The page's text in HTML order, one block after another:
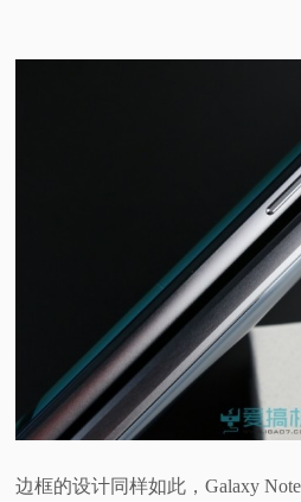
边框的设计同样如此，Galaxy